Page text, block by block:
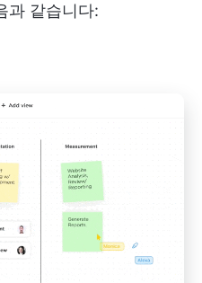
과 같습니다: